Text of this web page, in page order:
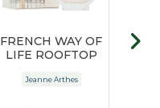
FRENCH WAY OF
LIFE ROOFTOP
Jeanne Arthes